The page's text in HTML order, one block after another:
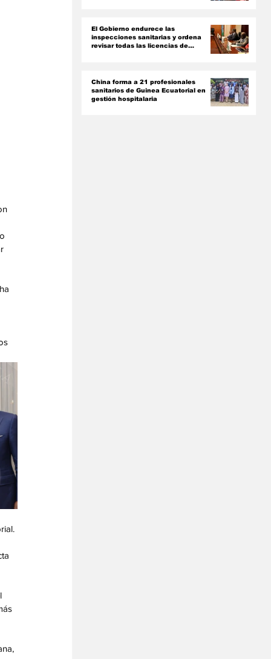
El Gobierno endurece las
inspecciones sanitarias y ordena
revisar todas las licencias de
China forma a 21 profesionales
sanitarios de Guinea Ecuatorial en
gestión hospitalaria